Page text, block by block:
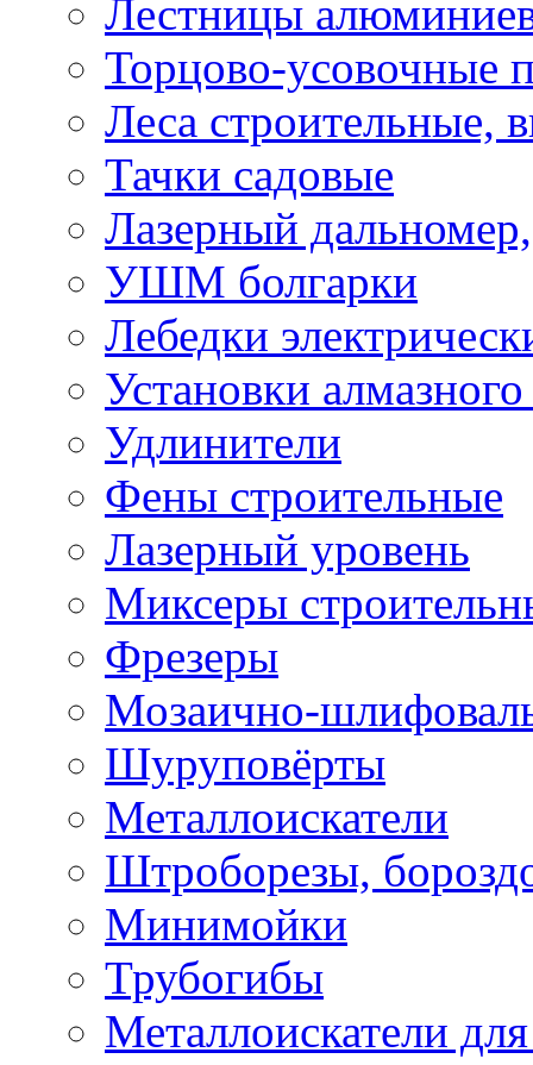
Лестницы
Торцово-усовочные
Леса строительные,
Тачки садовые
Лазерный дальномер,
УШМ болгарки
Лебедки
Установки
Удлинители
Фены строительные
Лазерный уровень
Миксеры
Фрезеры
Мозаично-
Шуруповёрты
Металлоискатели
Штроборезы,
Минимойки
Трубогибы
Металлоискатели